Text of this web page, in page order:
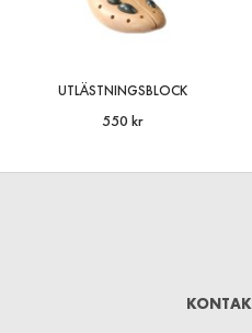
UTLÄSTNINGSBLOCK
550 kr